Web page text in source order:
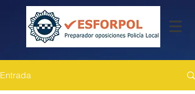
Entrada